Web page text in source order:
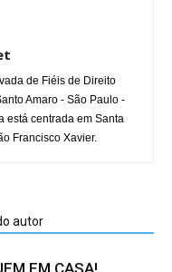
de Fiéis de Direito
Amaro - São Paulo -
está centrada em Santa
Francisco Xavier.
autor
EM CASA!